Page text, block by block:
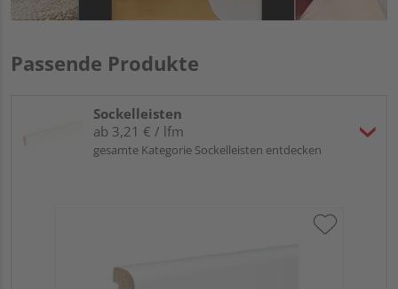
Passende Produkte
Sockelleisten
ab 3,21 € / lfm
gesamte Kategorie Sockelleisten entdecken